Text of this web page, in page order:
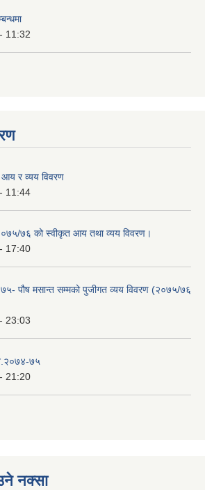
11:32
र व्यय विवरण
11:44
७६ को स्वीकृत आय तथा व्यय विवरण।
17:40
पौष मसान्त सम्मको पुजीगत व्यय विवरण (२०७५/७६
23:03
७५
21:20
नक्सा